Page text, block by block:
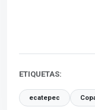
ETIQUETAS:
ecatepec